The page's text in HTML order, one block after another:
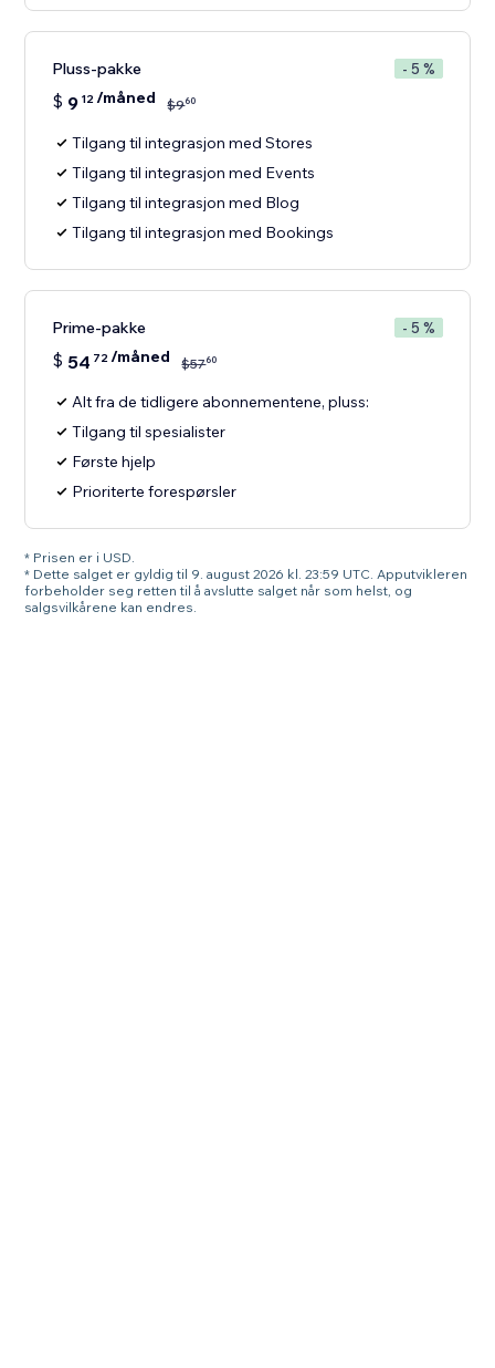
Pluss-pakke - 5 %
$ 9 12/måned $960
Tilgang til integrasjon med Stores
Tilgang til integrasjon med Events
Tilgang til integrasjon med Blog
Tilgang til integrasjon med Bookings
Prime-pakke - 5 %
$ 54 72/måned $5760
Alt fra de tidligere abonnementene, pluss:
Tilgang til spesialister
Første hjelp
Prioriterte forespørsler
* Prisen er i USD.
* Dette salget er gyldig til 9. august 2026 kl. 23:59 UTC. Apputvikleren
forbeholder seg retten til å avslutte salget når som helst, og
salgsvilkårene kan endres.